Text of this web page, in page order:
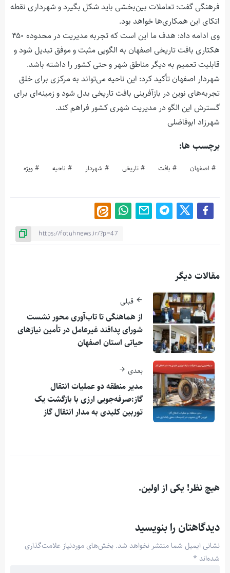
فرهنگی گفت: تعاملات بین‌بخشی باید شکل بگیرد و شهرداری نقطه
اتکای این همکاری‌ها خواهد بود.
وی ادامه داد: هدف ما این است که تجربه مدیریت در محدوده ۴۵۰
هکتاری بافت تاریخی اصفهان به الگویی مثبت و موفق تبدیل شود و
قابلیت تعمیم به دیگر مناطق شهر و حتی کشور را داشته باشد.
شهردار اصفهان تأکید کرد: این ناحیه می‌تواند به مرکزی برای خلق
تجربه‌های نوین در بازآفرینی بافت تاریخی بدل شود و زمینه‌ای برای
گسترش این الگو در مدیریت شهری کشور فراهم کند.
شهرزاد ابوفاضلی
برچسب ها:
اصفهان بافت تاریخی شهردار ناحیه ویژه
مقالات دیگر
قبلی
از هماهنگی تا تاب‌آوری محور نشست
شورای پدافند غیرعامل در تأمین نیازهای
حیاتی استان اصفهان
بعدی
مدیر منطقه دو عملیات انتقال
گاز:صرفه‌جویی ارزی با بازگشت یک
توربین کلیدی به مدار انتقال گاز
هیچ نظر! یکی از اولین.
دیدگاهتان را بنویسید
نشانی ایمیل شما منتشر نخواهد شد. بخش‌های موردنیاز علامت‌گذاری
شده‌اند *